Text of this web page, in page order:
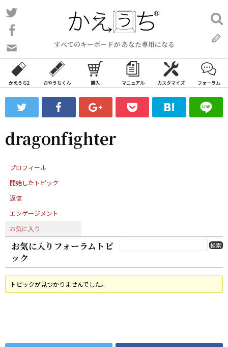
コ
ン
ン
ツ
ス
ッ
すべてのキーボードが あなた専用になる
い
合
わ
フ
ォ
ム
検
索:
かえうち2 おやうちくん 購入 マニュアル カスタマイズ フォーラム
dragonfighter
プロフィール
開始したトピック
返信
エンゲージメント
お気に入り
お気に入りフォーラムトピ
ック
トピックが見つかりませんでした。